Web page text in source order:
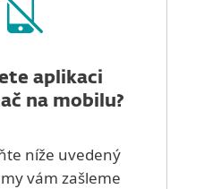
aplikaci
na mobilu?
níže uvedený
vám zašleme